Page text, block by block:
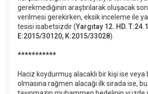
gerekmediğinin araştırılarak oluşacak
verilmesi gerekirken, eksik inceleme ile
tesisi isabetsizdir (Yargıtay 12. HD.
E:2015/30120, K:2015/33028).
***********
Haciz koydurmuş alacaklı bir kişi ise
olmasına rağmen alacağı ilk sırada ise,